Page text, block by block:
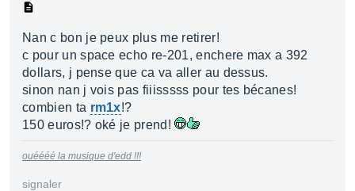
Nan c bon je peux plus me retirer!
c pour un space echo re-201, enchere max a 392
dollars, j pense que ca va aller au dessus.
sinon nan j vois pas fiiisssss pour tes bécanes!
combien ta rm1x!?
150 euros!? oké je prend!
ouéééé la musique d'edd !!!
signaler